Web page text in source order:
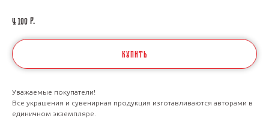
4 100 р.
КУПИТЬ
Уважаемые покупатели!
Все украшения и сувенирная продукция изготавливаются авторами в
единичном экземпляре.